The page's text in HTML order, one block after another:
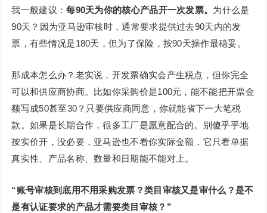
我一般建议：每90天为你的核心产品开一次发票。 为什么是
90天？因为亚马逊审核时，通常要求提供过去90天内的发
票，有些情况是180天，但为了保险，按90天操作最稳妥。
那成本怎么办？老实说，开发票确实会产生税点，但你完全
可以和供应商协商。比如你采购价是100元，能不能把开票金
额写成50甚至30？只要供应商同意，你就能省下一大笔税
款。如果是长期合作，很多工厂是愿意配合的。别傻乎乎地
按实价开，没必要，亚马逊也不看你实际金额，它只看单据
真实性、产品名称、数量和日期能不能对上。
“账号审核到底用不用采购发票？类目审核又是审什么？是不
是有认证要求的产品才需要类目审核？”